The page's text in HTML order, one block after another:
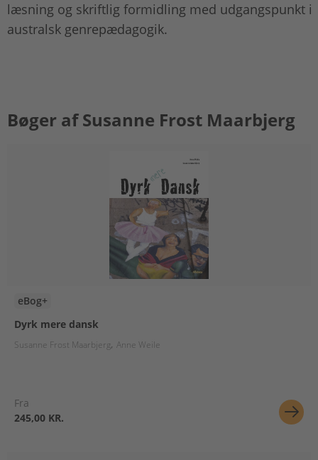
læsning og skriftlig formidling med udgangspunkt i
australsk genrepædagogik.
Bøger af Susanne Frost Maarbjerg
eBog+
Dyrk mere dansk
Susanne Frost Maarbjerg Anne Weile
Fra
245,00 KR.